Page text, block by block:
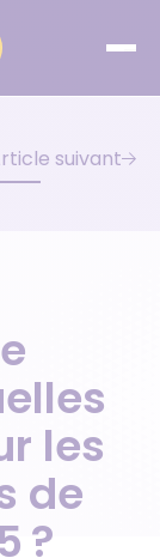
suivant
les
de
?